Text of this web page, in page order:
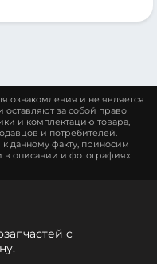
ознакомления и не является
за собой право
и комплектацию товара,
и потребителей.
данному факту, приносим
в описании и фотографиях
c